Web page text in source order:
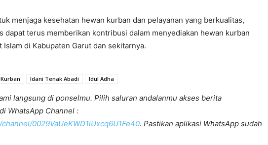
menjaga kesehatan hewan kurban dan pelayanan yang berkualitas,
dapat terus memberikan kontribusi dalam menyediakan hewan kurban
Islam di Kabupaten Garut dan sekitarnya.
Idani Tenak Abadi Idul Adha
langsung di ponselmu. Pilih saluran andalanmu akses berita
WhatsApp Channel :
0029VaUeKWD1iUxcq6U1Fe40. Pastikan aplikasi WhatsApp sudah